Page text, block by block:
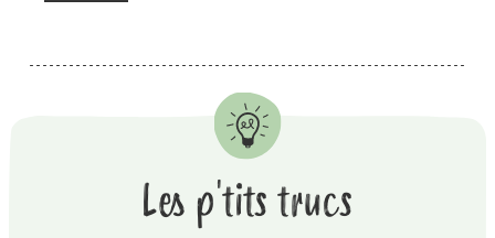
Les p'tits trucs